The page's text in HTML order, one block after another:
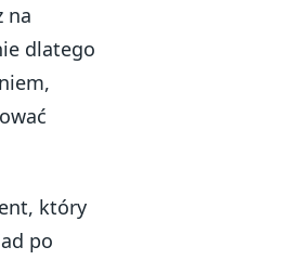
na
dlatego
który
po